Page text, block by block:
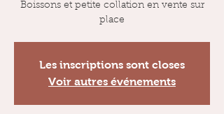
Boissons et petite collation en vente sur
place
Les inscriptions sont closes
Voir autres événements